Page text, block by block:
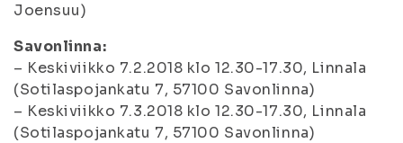
Joensuu)
Savonlinna:
– Keskiviikko 7.2.2018 klo 12.30-17.30, Linnala
(Sotilaspojankatu 7, 57100 Savonlinna)
– Keskiviikko 7.3.2018 klo 12.30-17.30, Linnala
(Sotilaspojankatu 7, 57100 Savonlinna)